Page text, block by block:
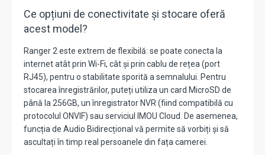
Ce opțiuni de conectivitate și stocare oferă
acest model?
Ranger 2 este extrem de flexibilă: se poate conecta la
internet atât prin Wi-Fi, cât și prin cablu de rețea (port
RJ45), pentru o stabilitate sporită a semnalului. Pentru
stocarea înregistrărilor, puteți utiliza un card MicroSD de
până la 256GB, un înregistrator NVR (fiind compatibilă cu
protocolul ONVIF) sau serviciul IMOU Cloud. De asemenea,
funcția de Audio Bidirecțional vă permite să vorbiți și să
ascultați în timp real persoanele din fața camerei.